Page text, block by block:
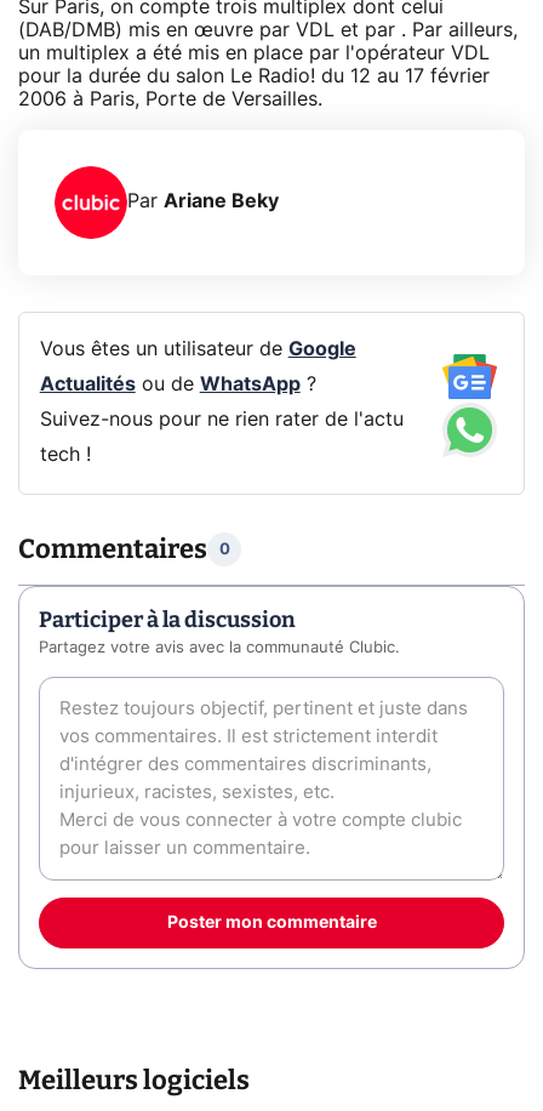
Sur Paris, on compte trois multiplex dont celui
(DAB/DMB) mis en œuvre par VDL et par . Par ailleurs,
un multiplex a été mis en place par l'opérateur VDL
pour la durée du salon Le Radio! du 12 au 17 février
2006 à Paris, Porte de Versailles.
Par Ariane Beky
Vous êtes un utilisateur de Google
Actualitésou de WhatsApp?
Suivez-nous pour ne rien rater de l'actu
tech !
Commentaires 0
Participer à la discussion
Partagez votre avis avec la communauté Clubic.
Poster mon commentaire
Meilleurs logiciels